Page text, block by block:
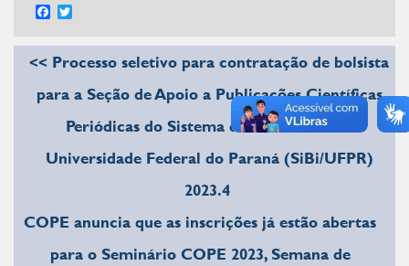
Facebook
<< Processo seletivo para contratação de bolsista
para a Seção de Apoio a Publicações Científicas
Periódicas do Sistema de Bibliotecas da
Universidade Federal do Paraná (SiBi/UFPR)
2023.4
COPE anuncia que as inscrições já estão abertas
para o Seminário COPE 2023, Semana de